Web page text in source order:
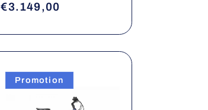
Prix
€3.149,00
Promotion